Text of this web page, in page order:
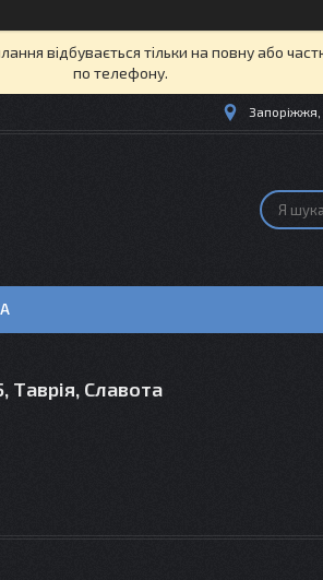
відбувається тільки на повну або
по телефону.
Запоріжжя,
Таврія, Славота